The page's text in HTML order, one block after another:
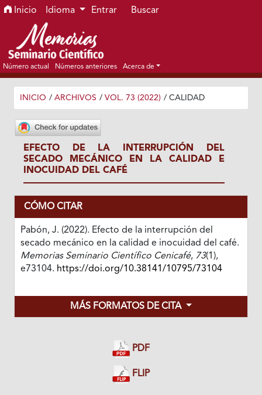
Ir al menú de navegación principal
Ir al contenido principal
Ir al pie de página del sitio
Inicio Idioma Entrar Buscar
Número actual Números anteriores Acerca de
INICIO / ARCHIVOS / VOL. 73 (2022) / CALIDAD
EFECTO DE LA INTERRUPCIÓN DEL
SECADO MECÁNICO EN LA CALIDAD E
INOCUIDAD DEL CAFÉ
CÓMO CITAR
Pabón, J. (2022). Efecto de la interrupción del
secado mecánico en la calidad e inocuidad del café.
Memorias Seminario Científico Cenicafé, 73(1),
e73104. https://doi.org/10.38141/10795/73104
MÁS FORMATOS DE CITA
PDF
FLIP